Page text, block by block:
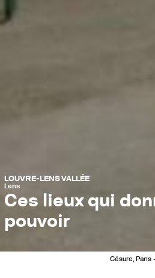
LOUVRE-LENS VALLÉE
Lens
Ces lieux qui
pouvoir
Césure, Paris